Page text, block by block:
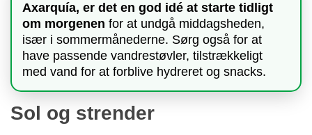
Axarquía, er det en god idé at starte tidligt
om morgenen for at undgå middagsheden,
især i sommermånederne. Sørg også for at
have passende vandrestøvler, tilstrækkeligt
med vand for at forblive hydreret og snacks.
Sol og strender